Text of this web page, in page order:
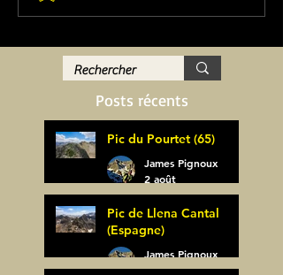
Posts récents
Pic du Pourtet (65)
James Pignoux
2 août
Pic de Llena Cantal
(Espagne)
James Pignoux
30 juil.